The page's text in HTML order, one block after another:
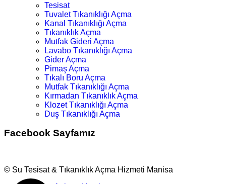
Tesisat
Tuvalet Tıkanıklığı Açma
Kanal Tıkanıklığı Açma
Tıkanıklık Açma
Mutfak Gideri Açma
Lavabo Tıkanıklığı Açma
Gider Açma
Pimaş Açma
Tıkalı Boru Açma
Mutfak Tıkanıklığı Açma
Kırmadan Tıkanıklık Açma
Klozet Tıkanıklığı Açma
Duş Tıkanıklığı Açma
Facebook Sayfamız
© Su Tesisat & Tıkanıklık Açma Hizmeti Manisa